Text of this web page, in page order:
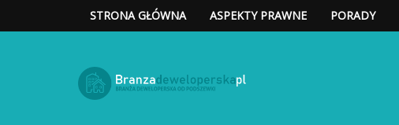
STRONA GŁÓWNA ASPEKTY PRAWNE PORADY